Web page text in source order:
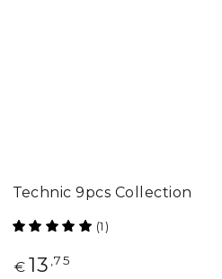
Technic 9pcs Collection
(1)
Preço
€ 13 ,75